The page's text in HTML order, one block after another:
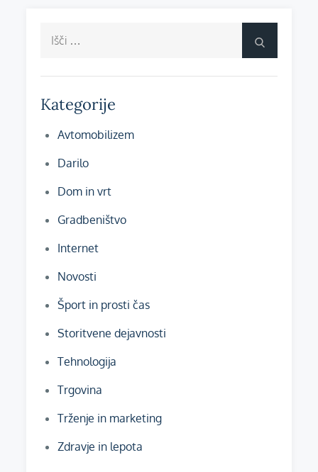
Išči:
Kategorije
Avtomobilizem
Darilo
Dom in vrt
Gradbeništvo
Internet
Novosti
Šport in prosti čas
Storitvene dejavnosti
Tehnologija
Trgovina
Trženje in marketing
Zdravje in lepota